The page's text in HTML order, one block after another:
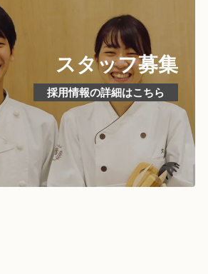
スタッフ募集
採用情報の詳細はこちら